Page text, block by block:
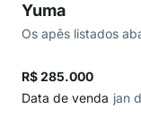
Yuma
Os apês listados
R$ 285.000
Data de venda jan